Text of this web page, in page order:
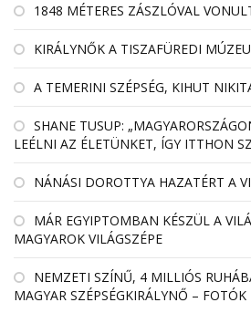
1848 MÉTERES ZÁSZLÓVAL
KIRÁLYNŐK A TISZAFÜREDI
A TEMERINI SZÉPSÉG, KIHUT
SHANE TUSUP:
LEÉLNI AZ ÉLETÜNKET, ÍGY ITTHON
NÁNÁSI DOROTTYA HAZATÉRT A
MÁR EGYIPTOMBAN KÉSZÜL A
MAGYAROK VILÁGSZÉPE
NEMZETI SZÍNŰ, 4 MILLIÓS
MAGYAR SZÉPSÉGKIRÁLYNŐ – FOTÓK